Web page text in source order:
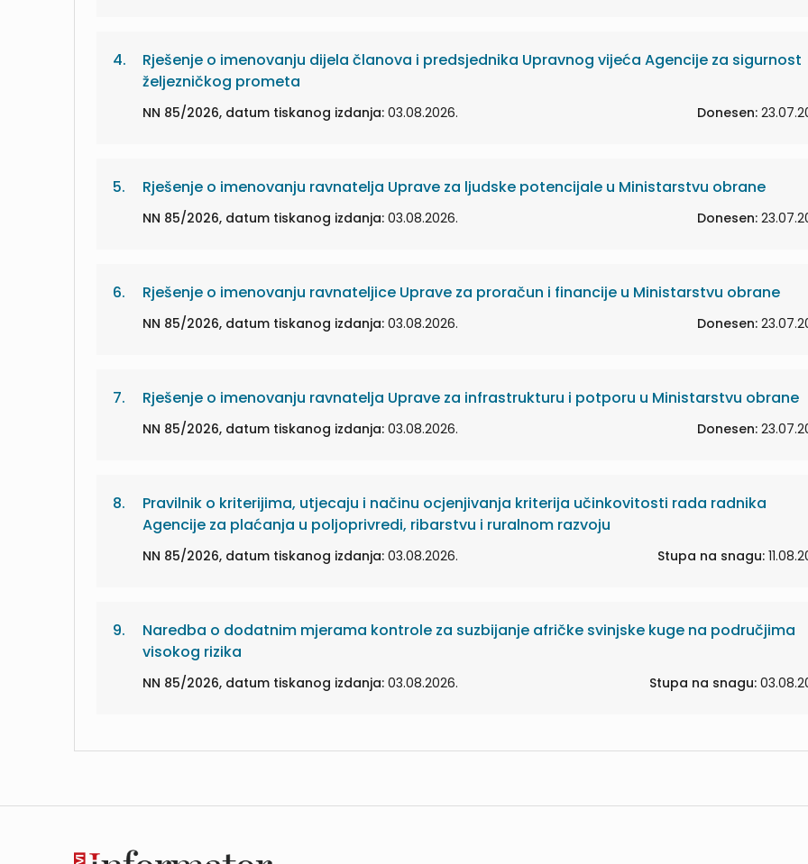
4.
Rješenje o imenovanju dijela članova i predsjednika Upravnog vijeća Agencije za sigurnost
željezničkog prometa
NN 85/2026, datum tiskanog izdanja: 03.08.2026. Donesen:
5. Rješenje o imenovanju ravnatelja Uprave za ljudske potencijale u Ministarstvu obrane
NN 85/2026, datum tiskanog izdanja: 03.08.2026. Donesen:
6. Rješenje o imenovanju ravnateljice Uprave za proračun i financije u Ministarstvu obrane
NN 85/2026, datum tiskanog izdanja: 03.08.2026. Donesen:
7. Rješenje o imenovanju ravnatelja Uprave za infrastrukturu i potporu u Ministarstvu obrane
NN 85/2026, datum tiskanog izdanja: 03.08.2026. Donesen:
8.
Pravilnik o kriterijima, utjecaju i načinu ocjenjivanja kriterija učinkovitosti rada radnika
Agencije za plaćanja u poljoprivredi, ribarstvu i ruralnom razvoju
NN 85/2026, datum tiskanog izdanja: 03.08.2026. Stupa na snagu:
9.
Naredba o dodatnim mjerama kontrole za suzbijanje afričke svinjske kuge na područjima
visokog rizika
NN 85/2026, datum tiskanog izdanja: 03.08.2026. Stupa na snagu: